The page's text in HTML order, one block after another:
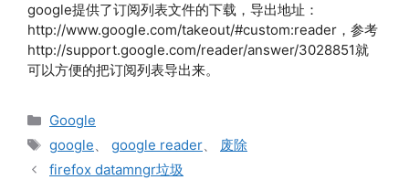
google提供了订阅列表文件的下载，导出地址：
http://www.google.com/takeout/#custom:reader，参考
http://support.google.com/reader/answer/3028851就
可以方便的把订阅列表导出来。
分
Google
标
签
google、 google reader、 废除
firefox datamngr垃圾